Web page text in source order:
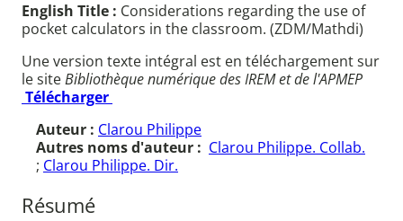
English Title : Considerations regarding the use of
pocket calculators in the classroom. (ZDM/Mathdi)
Une version texte intégral est en téléchargement sur
le siteBibliothèque numérique des IREM et de l'APMEP
Télécharger
Auteur : Clarou Philippe
Autres noms d'auteur : Clarou Philippe. Collab.
; Clarou Philippe. Dir.
Résumé